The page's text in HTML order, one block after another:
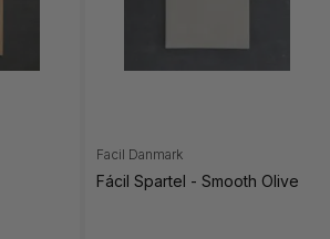
Facil Danmark
Fácil Spartel - Smooth Olive